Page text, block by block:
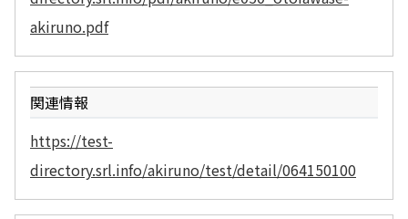
akiruno.pdf
関連情報
https://test-
directory.srl.info/akiruno/test/detail/064150100